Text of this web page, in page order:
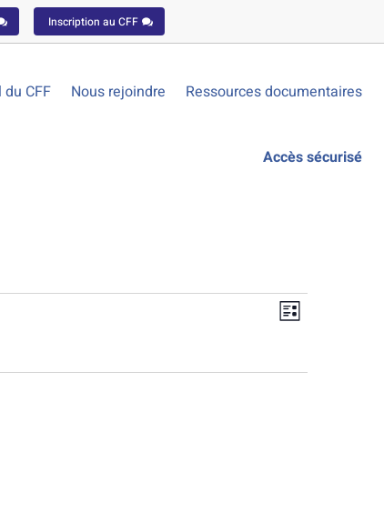
Inscription au CFF
CFF Nous rejoindre Ressources documentaires
Accès sécurisé
vues
Liste